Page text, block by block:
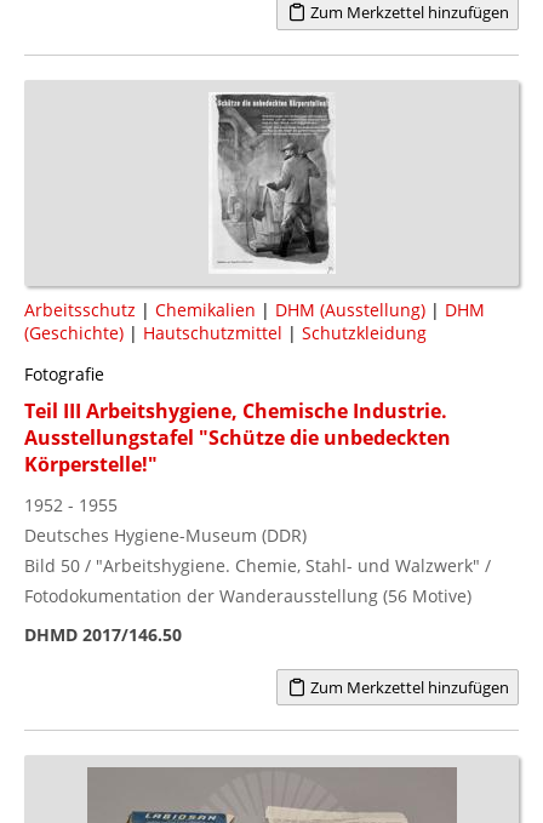
Zum Merkzettel hinzufügen
Arbeitsschutz | Chemikalien | DHM (Ausstellung) | DHM
(Geschichte) | Hautschutzmittel | Schutzkleidung
Fotografie
Teil III Arbeitshygiene, Chemische Industrie.
Ausstellungstafel "Schütze die unbedeckten
Körperstelle!"
1952 - 1955
Deutsches Hygiene-Museum (DDR)
Bild 50 / "Arbeitshygiene. Chemie, Stahl- und Walzwerk" /
Fotodokumentation der Wanderausstellung (56 Motive)
DHMD 2017/146.50
Zum Merkzettel hinzufügen